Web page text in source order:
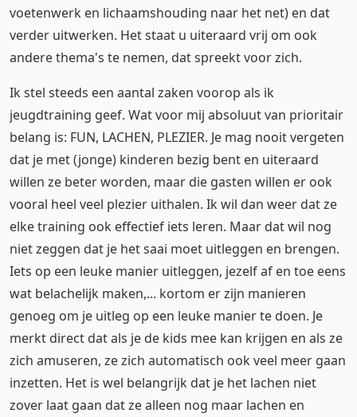
voetenwerk en lichaamshouding naar het net) en dat
verder uitwerken. Het staat u uiteraard vrij om ook
andere thema's te nemen, dat spreekt voor zich.
Ik stel steeds een aantal zaken voorop als ik
jeugdtraining geef. Wat voor mij absoluut van prioritair
belang is: FUN, LACHEN, PLEZIER. Je mag nooit vergeten
dat je met (jonge) kinderen bezig bent en uiteraard
willen ze beter worden, maar die gasten willen er ook
vooral heel veel plezier uithalen. Ik wil dan weer dat ze
elke training ook effectief iets leren. Maar dat wil nog
niet zeggen dat je het saai moet uitleggen en brengen.
Iets op een leuke manier uitleggen, jezelf af en toe eens
wat belachelijk maken,... kortom er zijn manieren
genoeg om je uitleg op een leuke manier te doen. Je
merkt direct dat als je de kids mee kan krijgen en als ze
zich amuseren, ze zich automatisch ook veel meer gaan
inzetten. Het is wel belangrijk dat je het lachen niet
zover laat gaan dat ze alleen nog maar lachen en